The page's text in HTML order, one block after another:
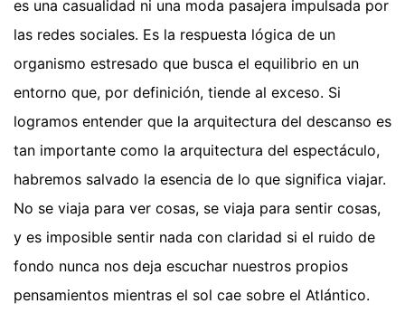
es una casualidad ni una moda pasajera impulsada por
las redes sociales. Es la respuesta lógica de un
organismo estresado que busca el equilibrio en un
entorno que, por definición, tiende al exceso. Si
logramos entender que la arquitectura del descanso es
tan importante como la arquitectura del espectáculo,
habremos salvado la esencia de lo que significa viajar.
No se viaja para ver cosas, se viaja para sentir cosas,
y es imposible sentir nada con claridad si el ruido de
fondo nunca nos deja escuchar nuestros propios
pensamientos mientras el sol cae sobre el Atlántico.